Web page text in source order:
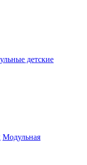
детские
Модульная